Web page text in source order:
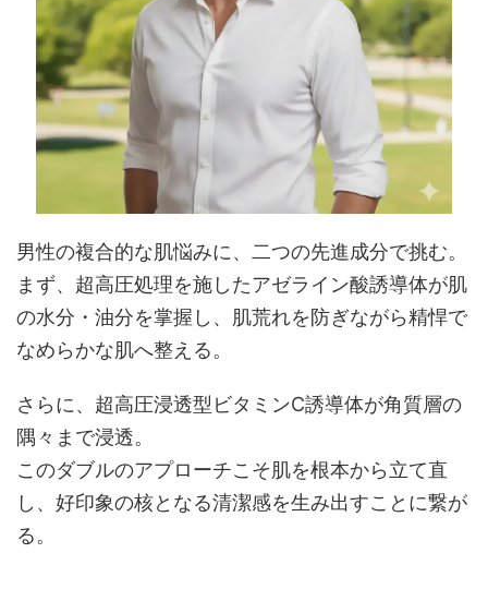
男性の複合的な肌悩みに、二つの先進成分で挑む。
まず、超高圧処理を施したアゼライン酸誘導体が肌
の水分・油分を掌握し、肌荒れを防ぎながら精悍で
なめらかな肌へ整える。
さらに、超高圧浸透型ビタミンC誘導体が角質層の
隅々まで浸透。
このダブルのアプローチこそ肌を根本から立て直
し、好印象の核となる清潔感を生み出すことに繋が
る。